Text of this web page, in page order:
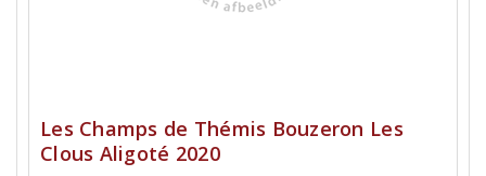
Les Champs de Thémis Bouzeron Les
Clous Aligoté 2020